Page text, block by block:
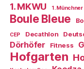
1. MKWU 1.
Boule Bleue
CEP Decathlon
Dörhöfer Fitness
Hofgarten